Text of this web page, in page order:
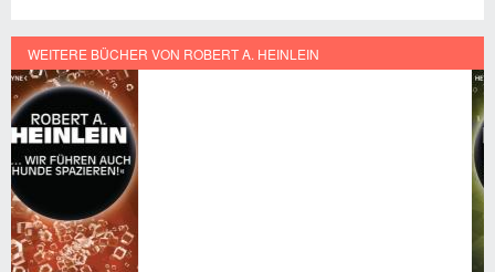
WEITERE BÜCHER VON ROBERT A. HEINLEIN